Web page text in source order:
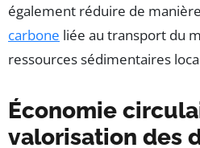
également réduire de
carbone liée au transport du
ressources sédimentaires
Économie
valorisation des